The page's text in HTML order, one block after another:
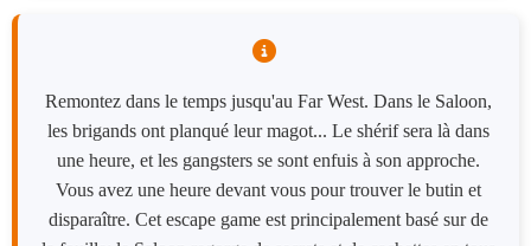
Remontez dans le temps jusqu'au Far West. Dans le Saloon,
les brigands ont planqué leur magot... Le shérif sera là dans
une heure, et les gangsters se sont enfuis à son approche.
Vous avez une heure devant vous pour trouver le butin et
disparaître. Cet escape game est principalement basé sur de